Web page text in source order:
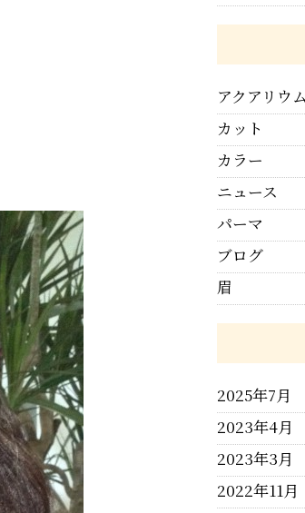
アクアリウム
カット
カラー
ニュース
パーマ
ブログ
眉
2025年7月
2023年4月
2023年3月
2022年11月